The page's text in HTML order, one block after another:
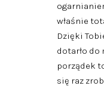
właśnie
Dzięki
dotarło do
porządek
się raz